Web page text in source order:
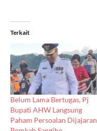
Terkait
Belum Lama Bertugas, Pj
Bupati AHW Langsung
Paham Persoalan Dijajaran